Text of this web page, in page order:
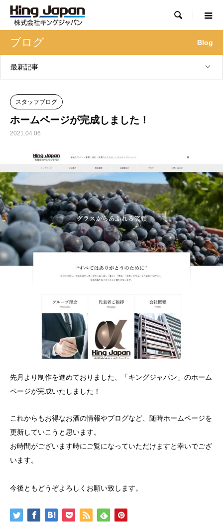

ブログ Blog
最新記事
スタッフブログ
ホームページが完成しました！
2021.04.06
先月より制作を進めておりました、「キングジャパン」のホーム
ページが完成いたしました！
これからもお得なお酒の情報やブログなど、随時ホームページを
更新していこうと思います。
お時間がございます時にご覧になっていただけますと幸いでござ
います。
今後ともどうぞよろしくお願い致します。